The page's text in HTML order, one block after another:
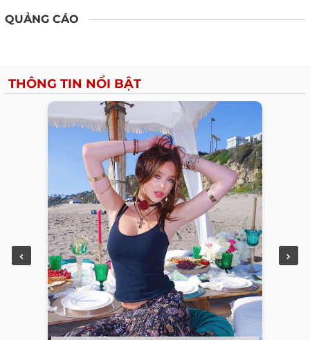
QUẢNG CÁO
THÔNG TIN NỔI BẬT